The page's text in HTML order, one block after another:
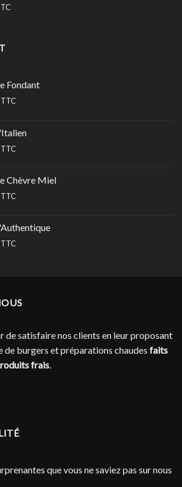
Fondant
TTC
TTC
Chèvre Miel
TTC
TTC
de satisfaire nos clients en leur proposant
de burgers et préparations chaudes faits
frais
que vous ne saviez pas sur nous